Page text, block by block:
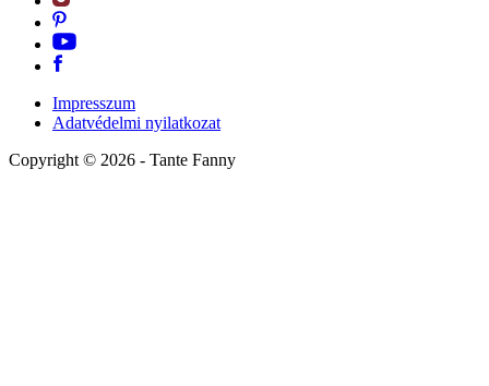
Impresszum
Adatvédelmi nyilatkozat
Copyright © 2026 - Tante Fanny